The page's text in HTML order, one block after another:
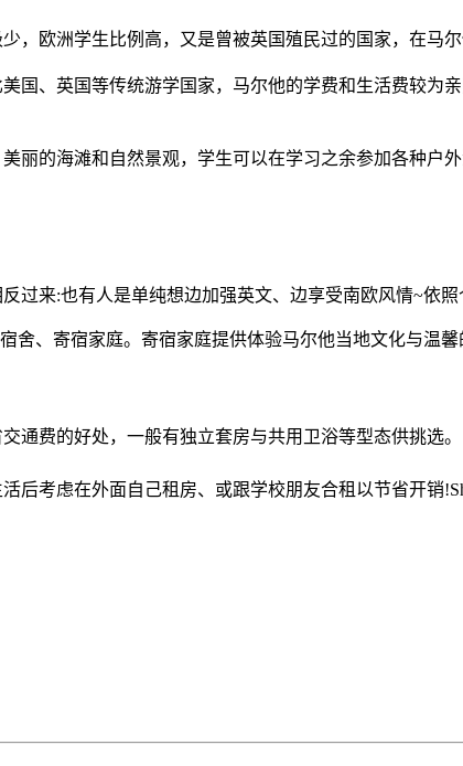
，欧洲学生比例高，又是曾被英国殖民过的国家，在马
国、英国等传统游学国家，马尔他的学费和生活费较为
丽的海滩和自然景观，学生可以在学习之余参加各种户
过来:也有人是单纯想边加强英文、边享受南欧风情~依
舍、寄宿家庭。寄宿家庭提供体验马尔他当地文化与温
通费的好处，一般有独立套房与共用卫浴等型态供挑选。
考虑在外面自己租房、或跟学校朋友合租以节省开销